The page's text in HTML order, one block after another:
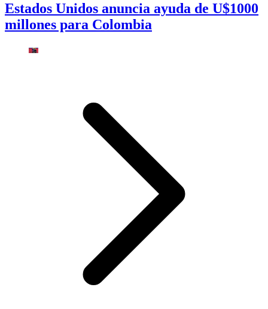
Estados Unidos anuncia ayuda de U$1000
millones para Colombia